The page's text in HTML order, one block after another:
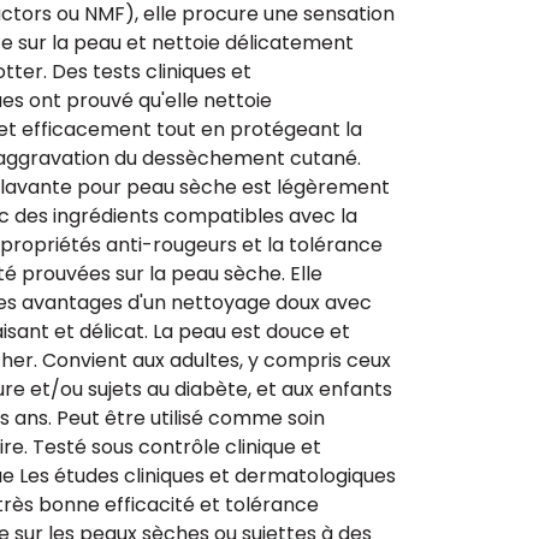
ou NMF), elle procure une sensation
sur la peau et nettoie délicatement
Des tests cliniques et
ont prouvé qu'elle nettoie
efficacement tout en protégeant la
du dessèchement cutané.
pour peau sèche est légèrement
des ingrédients compatibles avec la
anti-rougeurs et la tolérance
prouvées sur la peau sèche. Elle
avantages d'un nettoyage doux avec
et délicat. La peau est douce et
Convient aux adultes, y compris ceux
et/ou sujets au diabète, et aux enfants
ans. Peut être utilisé comme soin
Testé sous contrôle clinique et
Les études cliniques et dermatologiques
bonne efficacité et tolérance